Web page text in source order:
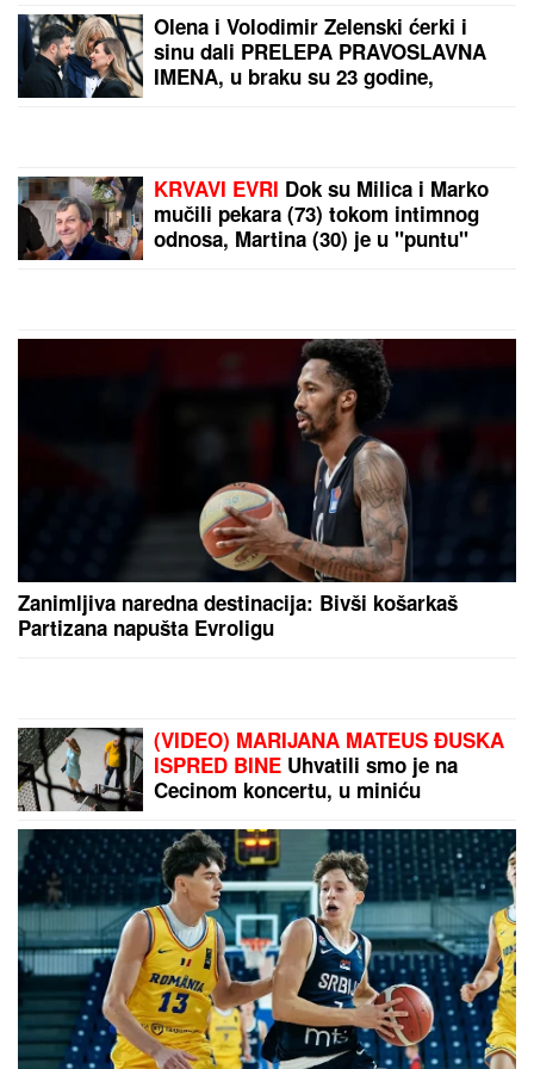
JELENA RADANOVIĆ DOBIJA
MONSTRUOZNE PORUKENakon
stiže iz Real Madrida u Crvenu
zvezdu
koje su ušle u istoriju zajedno sa
MERILIN MONRO: U jednoj je pevala Kenediju,
drugu je bezobrazno podizao ventilator metroa, a
trećoj se GUBI SVAKI TRAG
Čuvena dinastija preuzima Asvel?
sinu dali PRELEPA PRAVOSLAVNA
IMENA, u braku su 23 godine,
pohađali istu srednju školu, a da se
nisu ni poznavali, a onda je ovaj
susret bio presudan
Novak oduševio Crnu Goru i ceo region: Kao sav